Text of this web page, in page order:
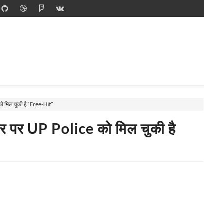
मिल चुकी है “Free-Hit”
पर UP Police को मिल चुकी है